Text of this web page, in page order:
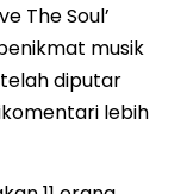
The Soul’
musik
telah diputar
lebih